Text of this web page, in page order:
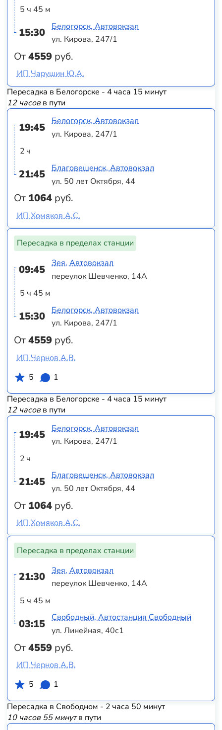
5 ч 45 м
15:30
От4559 руб.
Белогорск, Автовокзал
ул. Кирова, 247/1
ИП Чарушин Ю.А.
Пересадка в Белогорске - 4 часа 15 минут
12 часовв пути
19:45
2 ч
21:45
От 1064 руб.
Белогорск, Автовокзал
ул. Кирова, 247/1
Благовещенск, Автовокзал
ул. 50 лет Октября, 44
ИП Хомяков А.С.
Пересадка в пределах станции
09:45
5 ч 45 м
15:30
От4559 руб.
Зея, Автовокзал
переулок Шевченко, 14А
Белогорск, Автовокзал
ул. Кирова, 247/1
ИП Чернов А.В.
5
1
Пересадка в Белогорске - 4 часа 15 минут
12 часовв пути
19:45
2 ч
21:45
От 1064 руб.
Белогорск, Автовокзал
ул. Кирова, 247/1
Благовещенск, Автовокзал
ул. 50 лет Октября, 44
ИП Хомяков А.С.
Пересадка в пределах станции
21:30
5 ч 45 м
03:15
От4559 руб.
Зея, Автовокзал
переулок Шевченко, 14А
Свободный, Автостанция Свободный
ул. Линейная, 40с1
ИП Чернов А.В.
5
1
Пересадка в Свободном - 2 часа 50 минут
10 часов 55 минутв пути